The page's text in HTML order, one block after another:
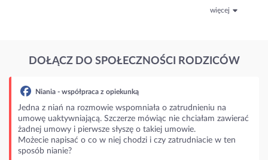
więcej
DOŁĄCZ DO SPOŁECZNOŚCI RODZICÓW
Niania - współpraca z opiekunką
Jedna z niań na rozmowie wspomniała o zatrudnieniu na
umowę uaktywniającą. Szczerze mówiąc nie chciałam zawierać
żadnej umowy i pierwsze słyszę o takiej umowie.
Możecie napisać o co w niej chodzi i czy zatrudniacie w ten
sposób nianie?